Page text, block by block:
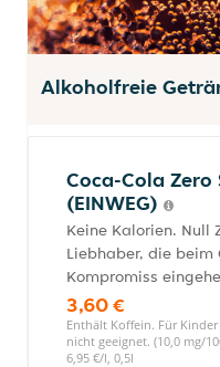
Alkoholfreie
Coca-Cola Zero
(EINWEG)
Keine Kalorien. Null
Liebhaber, die beim
Kompromiss
3,60 €
Enthält Koffein. Für
nicht geeignet. (10,0 mg/
6,95 €/l, 0,5l